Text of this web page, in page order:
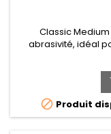
Classic
abrasivité, idéal
conçu pour
 Produit